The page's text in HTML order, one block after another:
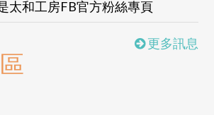
醒
事
更多訊息